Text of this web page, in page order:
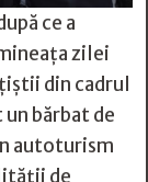
ce a
zilei
din cadrul
bărbat de
autoturism
de